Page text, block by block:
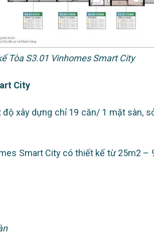
Tòa S3.01 Vinhomes Smart City
City
xây dựng chỉ 19 căn/ 1 mặt sàn,
Smart City có thiết kế từ 25m2